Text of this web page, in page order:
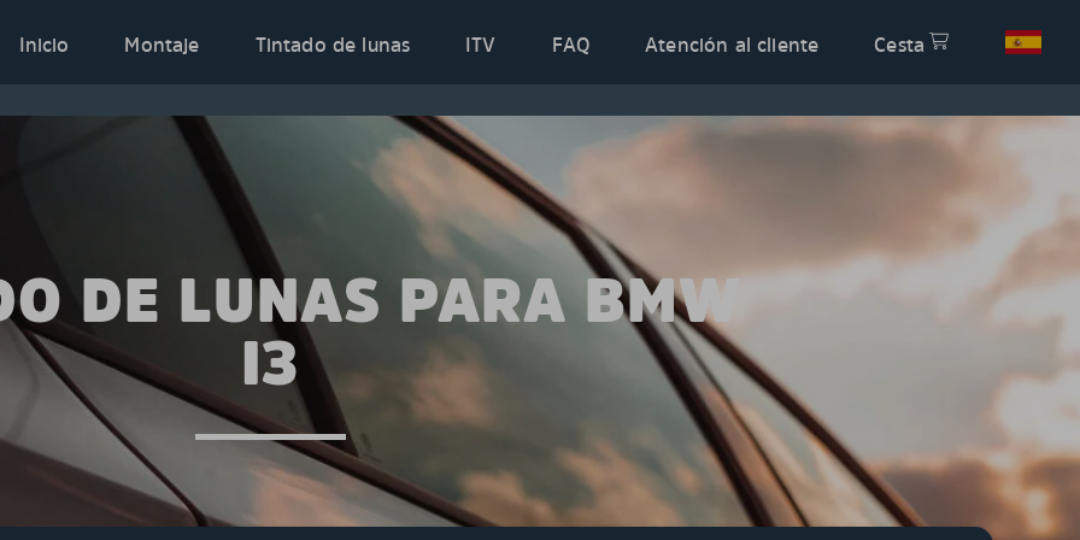
Inicio
Montaje Tintado de lunas ITV FAQ Atención al cliente Cesta
DE LUNAS PARA BMW
I3